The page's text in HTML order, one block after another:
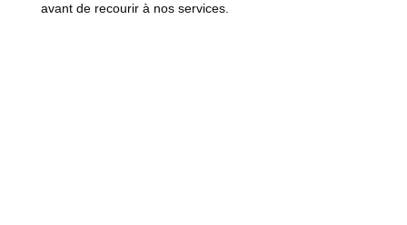
avant de recourir à nos services.